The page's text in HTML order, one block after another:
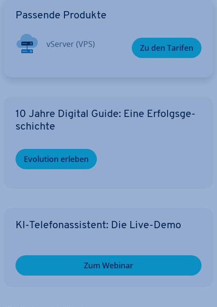
Passende Produkte
vServer (VPS) Zu den Tarifen
10 Jahre Digital Guide: Eine Er­folgs­ge­
schich­te
Evolution erleben
KI-Te­le­fon­as­sis­tent: Die Live-Demo
Zum Webinar